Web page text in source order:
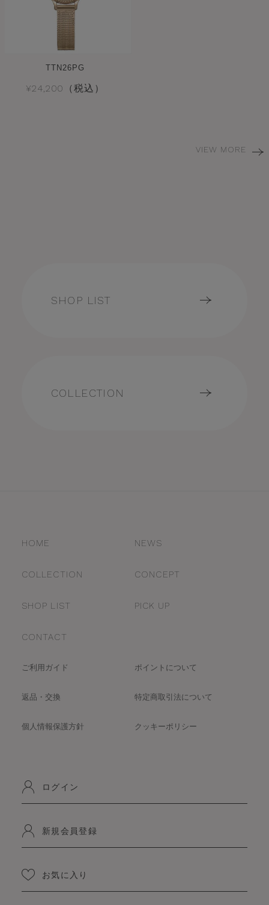
TTN26PG
¥24,200（税込）
VIEW MORE
SHOP LIST
COLLECTION
HOME NEWS
COLLECTION CONCEPT
SHOP LIST PICK UP
CONTACT
ご利用ガイド ポイントについて
返品・交換 特定商取引法について
個人情報保護方針 クッキーポリシー
ログイン
新規会員登録
お気に入り